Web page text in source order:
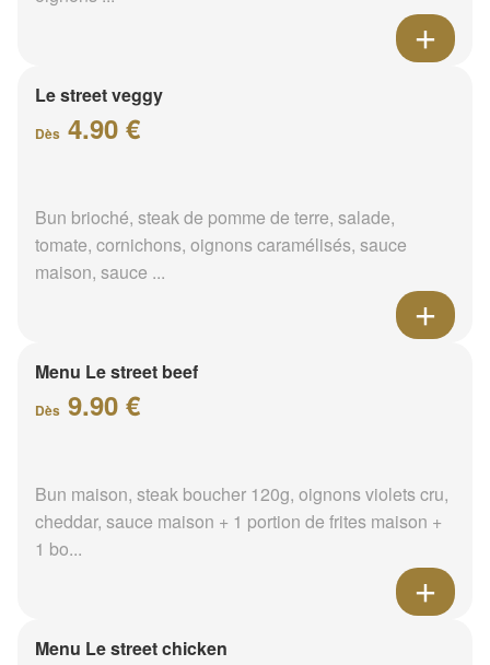
Le street veggy
Dès 4.90 €
Bun brioché, steak de pomme de terre, salade,
tomate, cornichons, oignons caramélisés, sauce
maison, sauce ...
Menu Le street beef
Dès 9.90 €
Bun maison, steak boucher 120g, oignons violets cru,
cheddar, sauce maison + 1 portion de frites maison +
1 bo...
Menu Le street chicken